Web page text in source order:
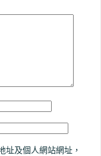
址及個人網站網址，